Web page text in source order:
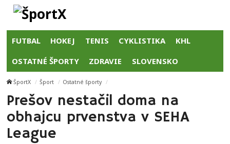
FUTBAL HOKEJ TENIS CYKLISTIKA KHL
OSTATNÉ ŠPORTY ZDRAVIE SLOVENSKO
ŠportX Šport Ostatné športy
Prešov nestačil doma na
obhajcu prvenstva v SEHA
League